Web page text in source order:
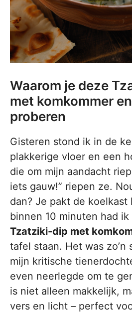
Waarom je deze
met komkommer
proberen
Gisteren stond ik in de
plakkerige vloer en een
die om mijn aandacht
iets gauw!” riepen ze.
dan? Je pakt de koelkast
binnen 10 minuten had
Tzatziki-dip met
tafel staan. Het was zo’n
mijn kritische
even neerlegde om te
is niet alleen makkelijk,
vers en licht – perfect